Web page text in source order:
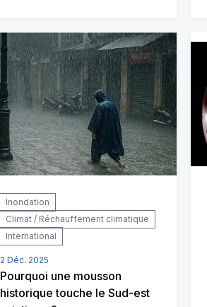
Inondation
Climat / Réchauffement climatique
International
2 Déc. 2025
Pourquoi une mousson
historique touche le Sud-est